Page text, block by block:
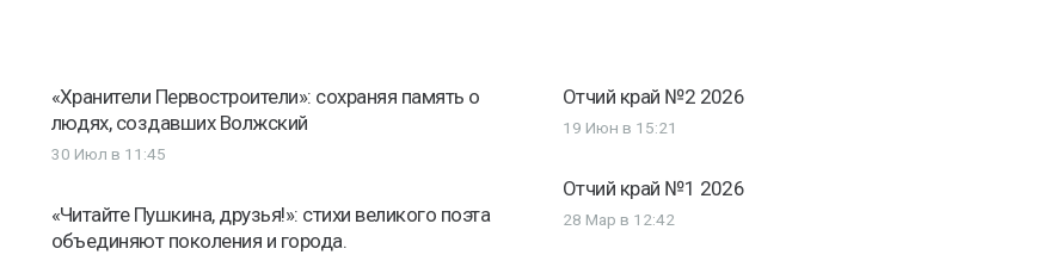
«Хранители Первостроители»: сохраняя память о
людях, создавших Волжский
30 Июл в 11:45
«Читайте Пушкина, друзья!»: стихи великого поэта
объединяют поколения и города.
Отчий край №2 2026
19 Июн в 15:21
Отчий край №1 2026
28 Мар в 12:42